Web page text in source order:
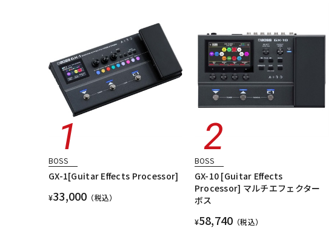
BOSS
GX-1[Guitar Effects Processor]
¥33,000 （税込）
BOSS
GX-10 [Guitar Effects
Processor] マルチエフェクター
ボス
¥58,740 （税込）